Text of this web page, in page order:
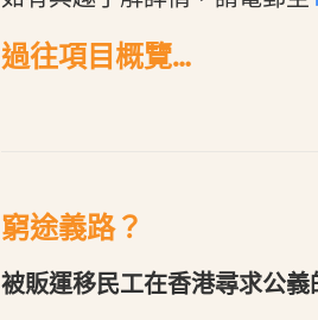
過往項目概覽…
窮途義路？
被販運移民工在香港尋求公義